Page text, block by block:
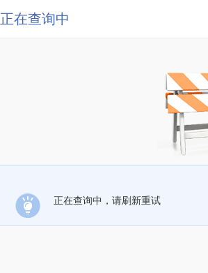
正在查询中
正在查询中，请刷新重试